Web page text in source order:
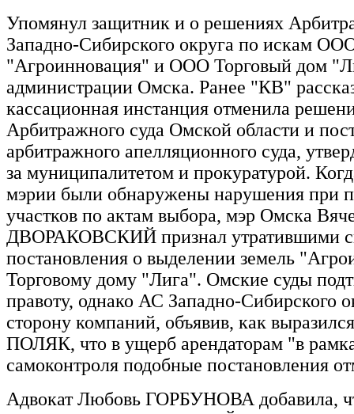
Упомянул защитник и о решениях
Западно-Сибирского округа по искам
"Агроинновация" и ООО Торговый дом
администрации Омска. Ранее "КВ"
кассационная инстанция отменила
Арбитражного суда Омской области и
арбитражного апелляционного суда,
за муниципалитетом и прокуратурой.
мэрии были обнаружены нарушения при
участков по актам выбора, мэр Омска
ДВОРАКОВСКИЙ признал утратившими
постановления о выделении земель
Торговому дому "Лига". Омские суды
правоту, однако АС Западно-Сибирского
сторону компаний, объявив, как
ПОЛЯК, что в ущерб арендаторам "в
самоконтроля подобные постановления
Адвокат Любовь ГОРБУНОВА добавила,